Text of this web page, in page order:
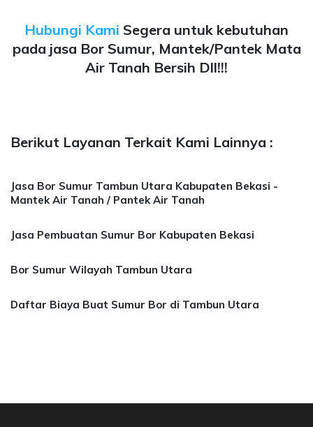
Hubungi Kami Segera untuk kebutuhan
pada jasa Bor Sumur, Mantek/Pantek Mata
Air Tanah Bersih Dll!!!
Berikut Layanan Terkait Kami Lainnya :
Jasa Bor Sumur Tambun Utara Kabupaten Bekasi -
Mantek Air Tanah / Pantek Air Tanah
Jasa Pembuatan Sumur Bor Kabupaten Bekasi
Bor Sumur Wilayah Tambun Utara
Daftar Biaya Buat Sumur Bor di Tambun Utara